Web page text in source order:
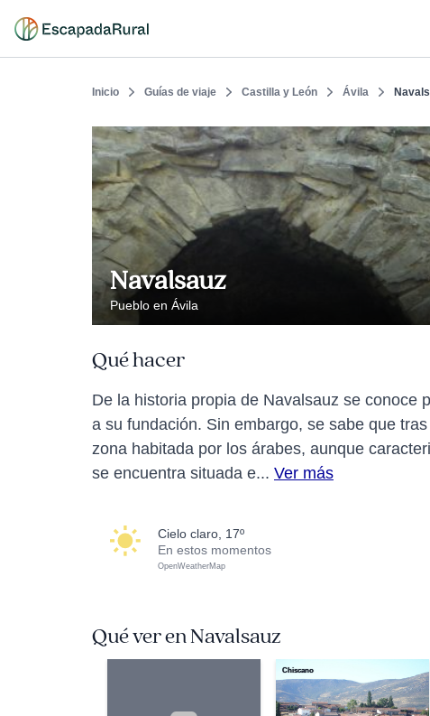
Inicio Guías de viaje Castilla y León Ávila
Navalsauz
Pueblo en Ávila
Qué hacer
De la historia propia de Navalsauz se conoce
a su fundación. Sin embargo, se sabe que
zona habitada por los árabes, aunque
se encuentra situada e... Ver más
cielo claro, 17º
En estos momentos
OpenWeatherMap
Qué ver en Navalsauz
Chiscano